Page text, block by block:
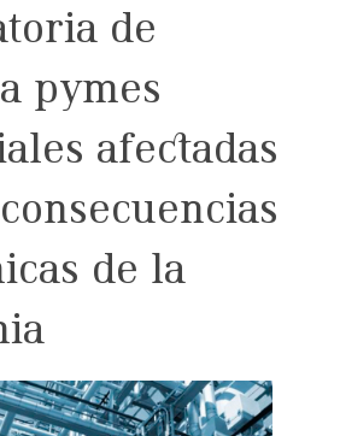
de
pymes
afectadas
de la